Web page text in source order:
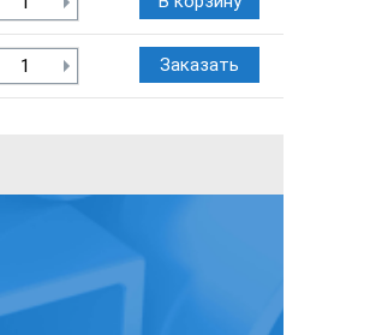
Заказать